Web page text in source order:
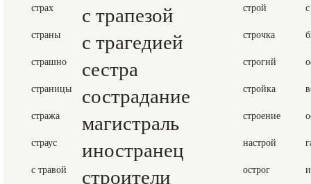
страх с трапезой строй
страны с трагедией строчка
страшно сестра строгий
страницы сострадание стройка
стража магистраль строение
страус иностранец настрой
с травой строители острог